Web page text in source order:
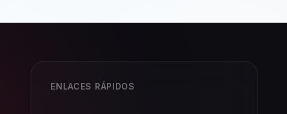
ENLACES RÁPIDOS